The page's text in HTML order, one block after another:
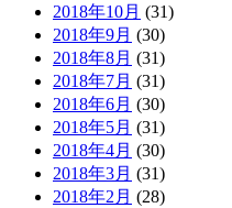
2018年10月 (31)
2018年9月 (30)
2018年8月 (31)
2018年7月 (31)
2018年6月 (30)
2018年5月 (31)
2018年4月 (30)
2018年3月 (31)
2018年2月 (28)